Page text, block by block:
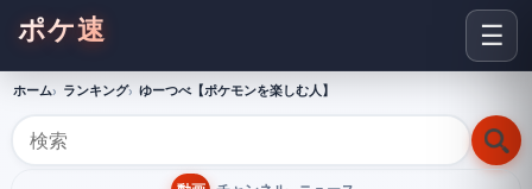
☰
ポケ速
ホーム ランキング ゆーつべ【ポケモンを楽しむ人】